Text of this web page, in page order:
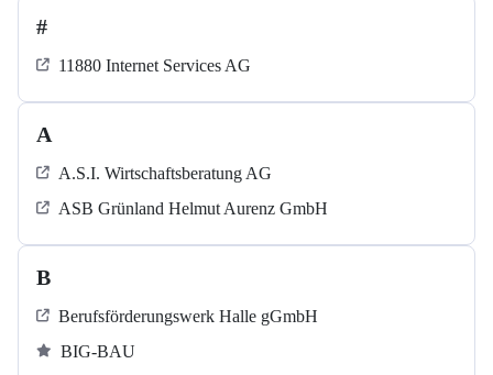
#
11880 Internet Services AG
A
A.S.I. Wirtschaftsberatung AG
ASB Grün­land Helmut Au­renz GmbH
B
Berufsförderungswerk Halle gGmbH
BIG-BAU